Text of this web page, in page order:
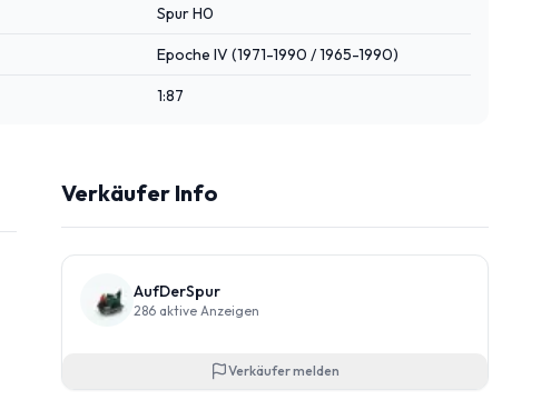
Spur H0
Epoche IV (1971-1990 / 1965-1990)
1:87
Verkäufer Info
AufDerSpur
286 aktive Anzeigen
Verkäufer melden